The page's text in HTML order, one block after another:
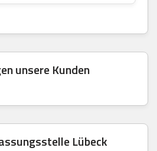
unsere Kunden
Lübeck